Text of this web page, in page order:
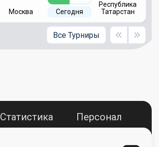
Москва Сегодня
Республика
Татарстан
Все Турниры
Статистика Персонал